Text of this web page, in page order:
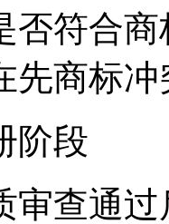
否符合
先商标冲
阶段
审查通